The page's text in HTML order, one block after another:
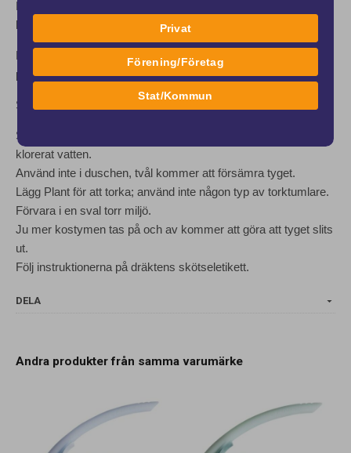
HALKFRIA KANTER: Silikonkanter skapar ett bekvämt,
halkfritt grepp om ben och midja
HYDRO-REFLEKTIVT TYG: Ger UVA/UVB-skydd (71%
polyamid, 29% elastan)
SKÖTSELINSTRUKTIONER
Skölj omedelbart efter varje användning med kallt, icke-
klorerat vatten.
Använd inte i duschen, tvål kommer att försämra tyget.
Lägg Plant för att torka; använd inte någon typ av torktumlare.
Förvara i en sval torr miljö.
Ju mer kostymen tas på och av kommer att göra att tyget slits
ut.
Följ instruktionerna på dräktens skötseletikett.
DELA
Andra produkter från samma varumärke
Privat
Förening/Företag
Stat/Kommun